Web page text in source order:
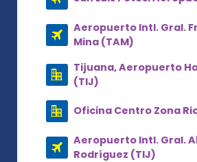
Aeropuerto Intl. Gral.
Mina (TAM)
Tijuana, Aeropuerto
(TIJ)
Oficina Centro Zona
Aeropuerto Intl. Gral.
Rodríguez (TIJ)